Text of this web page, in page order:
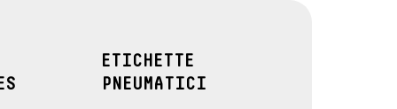
ETICHETTE
PNEUMATICI